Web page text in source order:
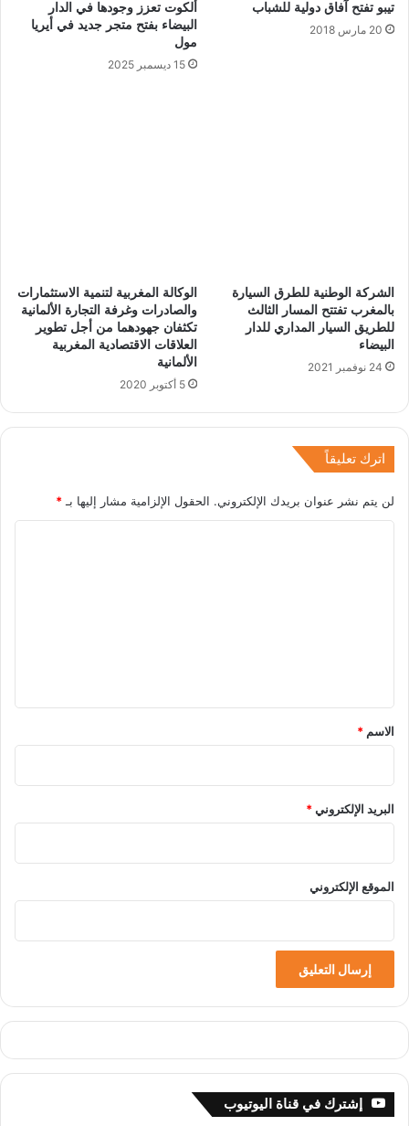
تيبو تفتح آفاق دولية للشباب
20 مارس 2018
ألكوت تعزز وجودها في الدار
البيضاء بفتح متجر جديد في أيريا
مول
15 ديسمبر 2025
الشركة الوطنية للطرق السيارة
بالمغرب تفتتح المسار الثالث
للطريق السيار المداري للدار
البيضاء
24 نوفمبر 2021
الوكالة المغربية لتنمية الاستثمارات
والصادرات وغرفة التجارة الألمانية
تكثفان جهودهما من أجل تطوير
العلاقات الاقتصادية المغربية
الألمانية
5 أكتوبر 2020
اترك تعليقاً
لن يتم نشر عنوان بريدك الإلكتروني. الحقول الإلزامية مشار إليها بـ *
*
الاسم *
البريد الإلكتروني*
الموقع الإلكتروني
إشترك في قناة اليوتيوب